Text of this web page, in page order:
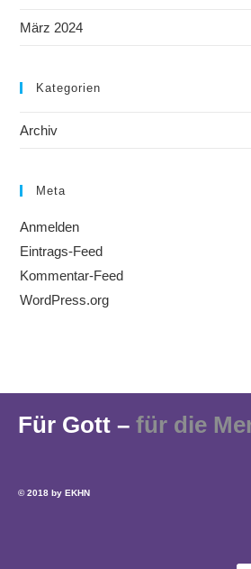
März 2024
Kategorien
Archiv
Meta
Anmelden
Eintrags-Feed
Kommentar-Feed
WordPress.org
Für Gott – für die
© 2018 by EKHN